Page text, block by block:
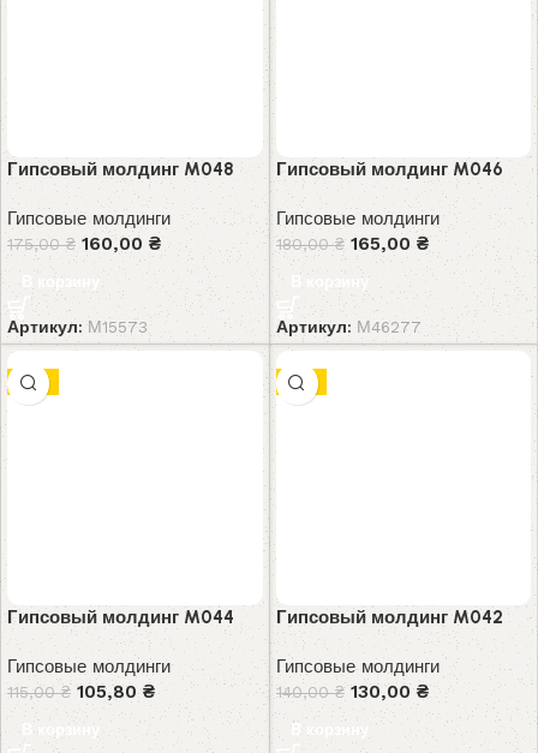
Гипсовый молдинг M048
Гипсовые молдинги
175,00₴ 160,00 ₴
В корзину
Артикул:М15573
Гипсовый молдинг M046
Гипсовые молдинги
180,00₴ 165,00 ₴
В корзину
Артикул: М46277
-8%
Гипсовый молдинг M044
Гипсовые молдинги
115,00₴ 105,80₴
В корзину
-7%
Гипсовый молдинг M042
Гипсовые молдинги
140,00₴ 130,00₴
В корзину